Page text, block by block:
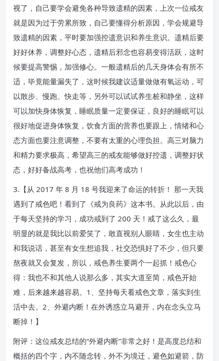
视了，自己要学会避免各种导致遗精的因素，上次一位戒友
就是因为过于劳累所致，自己要懂得分析原因，学会规避导
致遗精的因素，平时要加强控遗意识和养生意识。遗精后要
好好休养，调整好心态，遗精后邪念也容易变得活跃，这时
候要提高警惕，加强修心。一般遗精后的几天身体会有所不
适，毕竟能量漏失了，这时候我建议适量做做有氧运动，可
以散步、慢跑、快走等，另外可以试试养生桩和静坐，这样
可以加快身体恢复，睡眠质量一定要保证，良好的睡眠可以
很好地促进身体恢复，饮食方面的营养也要跟上，情绪和心
态方面也要注意调整，不要有太重的心理负担。高三对脑力
和精力要求极高，希望高三的戒友能够做好控遗，调整好状
态，好好备战高考，也祝他们高考成功！
3.【从 2017 年 8 月 18 号我迎来了命运的转折！ 那一天我
遇到了戒色吧！看到了《戒为良药》这本书。从此以后，由
于每天坚持的学习，成功戒到了 200 天！戒了这么久，最
明显的就是我比以前爱笑了，敢直视别人眼睛，女生也主动
和我说话，甚至有女生想追我，社交恐惧好了不少，但只要
熬夜就又会复发，所以，戒色养生要两个一起抓！戒色心
得：我也不和其他人说那么多，其实大道至简，戒色开始
难，后来越来越容易。1、坚持每天看戒色文章，落实到生
活中去。2、外避内断！在外诱惑立马避开，内在念头立马
断掉！】
附评：这位戒友总结的“外避内断”非常之好！是高度总结和
概括的四个字，内不随念转，外不为境迁，避色如避箭，防